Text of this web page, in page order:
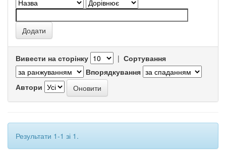
Вивести на сторінку | Сортування
Впорядкування
Автори
Результати 1-1 зі 1.